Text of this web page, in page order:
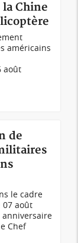
Chine
américains
août
de
le cadre
août
anniversaire
Chef